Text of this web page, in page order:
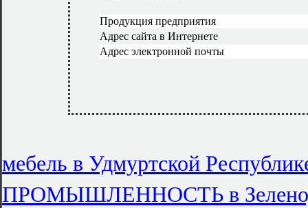
Продукция предприятия
Адрес сайта в Интернете
Адрес электронной почты
мебель в Удмуртской
ПРОМЫШЛЕННОСТЬ в